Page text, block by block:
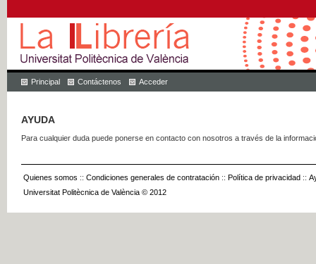
Principal Contáctenos Acceder
AYUDA
Para cualquier duda puede ponerse en contacto con nosotros a través de la
Quienes somos :: Condiciones generales de contratación :: Política de privacidad ::
Universitat Politècnica de València © 2012